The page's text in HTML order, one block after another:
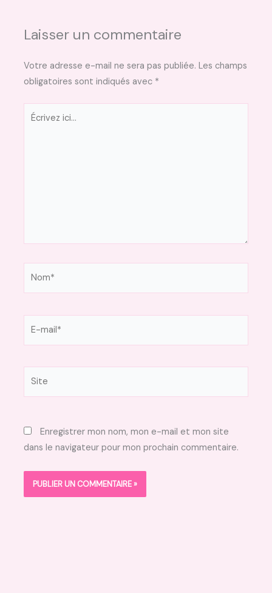
Laisser un commentaire
Votre adresse e-mail ne sera pas publiée. Les champs
obligatoires sont indiqués avec *
Écrivez
Enregistrer mon nom, mon e-mail et mon site
dans le navigateur pour mon prochain commentaire.